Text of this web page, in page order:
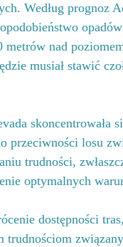
Według prognoz
metrów nad
musiał stawić
skoncentrowała
przeciwności losu
trudności,
optymalnych
dostępności
trudnościom